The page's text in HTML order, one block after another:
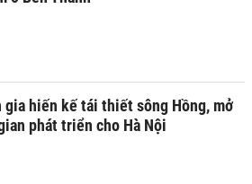
gia hiến kế tái thiết sông Hồng, mở
phát triển cho Hà Nội